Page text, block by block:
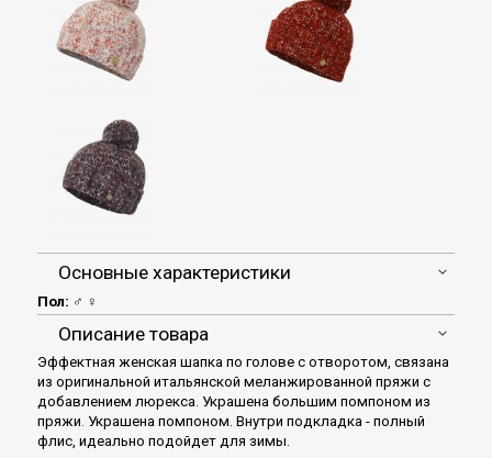
Основные характеристики
Пол: ♂ ♀
Описание товара
Эффектная женская шапка по голове с отворотом, связана
из оригинальной итальянской меланжированной пряжи с
добавлением люрекса. Украшена большим помпоном из
пряжи. Украшена помпоном. Внутри подкладка - полный
флис, идеально подойдет для зимы.